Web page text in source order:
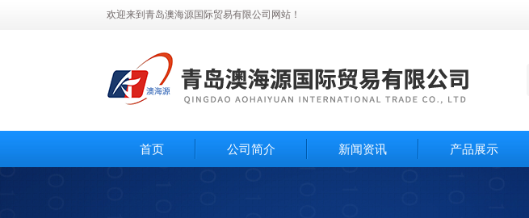
欢迎来到青岛澳海源国际贸易有限公司网站！
首页 公司简介 新闻资讯 产品展示